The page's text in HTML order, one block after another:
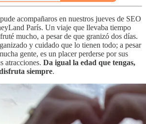
acompañaros en nuestros jueves de SEO
París. Un viaje que llevaba tiempo
mucho, a pesar de que granizó dos días.
y cuidado que lo tienen todo; a pesar
gente, es un placer perderse por sus
atracciones. Da igual la edad que tengas,
siempre.